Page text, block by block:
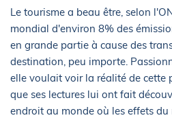
Le tourisme a beau être, selon
mondial d'environ 8% des
en grande partie à cause des
destination, peu importe.
elle voulait voir la réalité de cette
que ses lectures lui ont fait
endroit au monde où les effets